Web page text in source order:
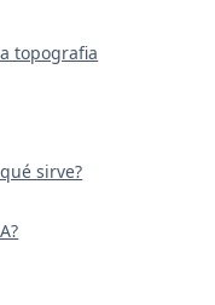
topografia
sirve?